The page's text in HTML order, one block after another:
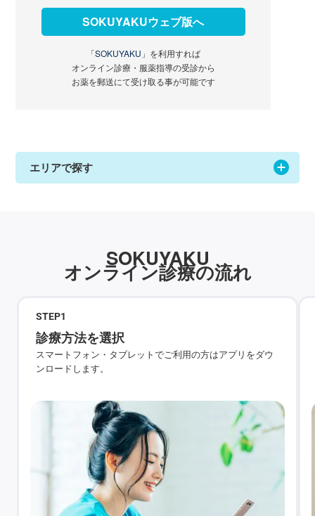
SOKUYAKUウェブ版へ
「SOKUYAKU」 を利用すれば
オンライン診療・服薬指導の受診から
お薬を郵送にて受け取る事が可能です
エリアで探す
SOKUYAKU
オンライン診療の流れ
STEP1
診療方法を選択
スマートフォン・タブレットでご利用の方はアプリをダウ
ンロードします。